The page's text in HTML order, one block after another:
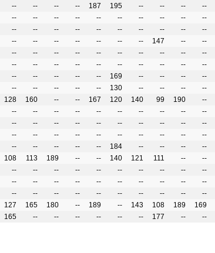
-- -- -- -- 187 195 -- -- -- --
-- -- -- -- -- -- -- -- -- --
-- -- -- -- -- -- -- -- -- --
-- -- -- -- -- -- -- 147 -- --
-- -- -- -- -- -- -- -- -- --
-- -- -- -- -- -- -- -- -- --
-- -- -- -- -- 169 -- -- -- --
-- -- -- -- -- 130 -- -- -- --
128 160 -- -- 167 120 140 99 190 --
-- -- -- -- -- -- -- -- -- --
-- -- -- -- -- -- -- -- -- --
-- -- -- -- -- -- -- -- -- --
-- -- -- -- -- 184 -- -- -- --
108 113 189 -- -- 140 121 111 -- --
-- -- -- -- -- -- -- -- -- --
-- -- -- -- -- -- -- -- -- --
-- -- -- -- -- -- -- -- -- --
127 165 180 -- 189 -- 143 108 189 169
165 -- -- -- -- -- -- 177 -- --